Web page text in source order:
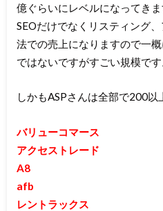
億ぐらいにレベルになってき
SEOだけでなくリスティング
法での売上になりますので一
ではないですがすごい規模です
しかもASPさんは全部で200
バリューコマース
アクセストレード
A8
afb
レントラックス